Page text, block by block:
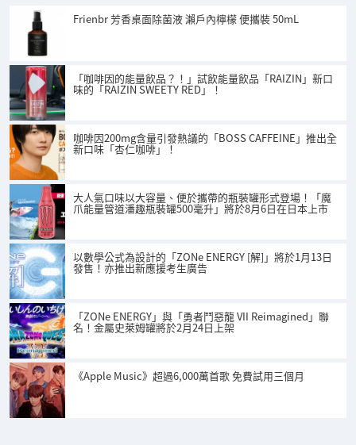
Frienbr 芳香桌面除菌液 瀨戶內檸檬 便攜裝 50mL
「咖啡因的能量飲品？！」試飲能量飲品「RAIZIN」新口
味的「RAIZIN SWEETY RED」！
咖啡因200mg含量引發熱議的「BOSS CAFFEINE」推出全
新口味「杏仁咖啡」！
大人氣口味以大容量、便於攜帶的瓶裝罐形式登場！「魔
爪能量管道潘趣瓶裝罐500毫升」將於8月6日在日本上市
以數學公式為設計的「ZONe ENERGY [解]」將於1月13日
發售！亦推出新應援考生廣告
「ZONe ENERGY」與「勇者鬥惡龍 VII Reimagined」聯
名！金屬史萊姆罐將於2月24日上架
《Apple Music》超過6,000萬首歌 免費試用三個月